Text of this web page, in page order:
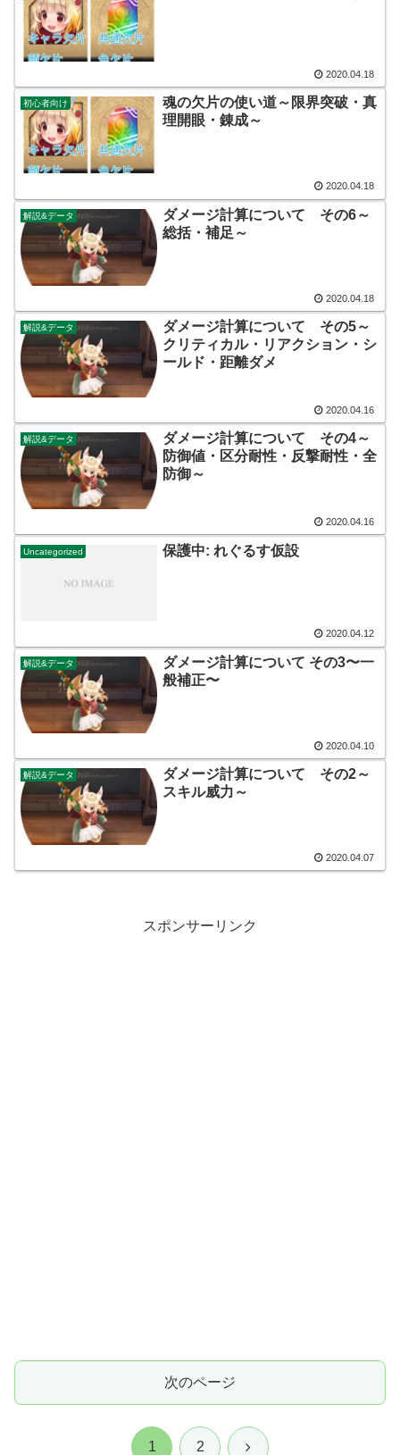
2020.04.18
初心者向け
魂の欠片の使い道～限界突破・真
理開眼・錬成～
2020.04.18
解説&データ
ダメージ計算について その6～
総括・補足～
2020.04.18
解説&データ
ダメージ計算について その5～
クリティカル・リアクション・シ
ールド・距離ダメ
2020.04.16
解説&データ
ダメージ計算について その4～
防御値・区分耐性・反撃耐性・全
防御～
2020.04.16
Uncategorized 保護中: れぐるす仮設
2020.04.12
解説&データ
ダメージ計算について その3〜一
般補正〜
2020.04.10
解説&データ
ダメージ計算について その2～
スキル威力～
2020.04.07
スポンサーリンク
次のページ
1 2 次